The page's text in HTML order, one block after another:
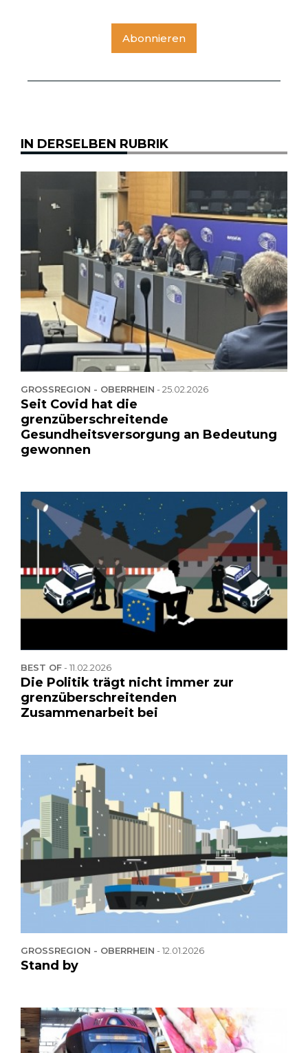
Abonnieren
IN DERSELBEN RUBRIK
GROSSREGION - OBERRHEIN -25.02.2026
Seit Covid hat die
grenzüberschreitende
Gesundheitsversorgung an Bedeutung
gewonnen
BEST OF-11.02.2026
Die Politik trägt nicht immer zur
grenzüberschreitenden
Zusammenarbeit bei
GROSSREGION - OBERRHEIN -12.01.2026
Stand by